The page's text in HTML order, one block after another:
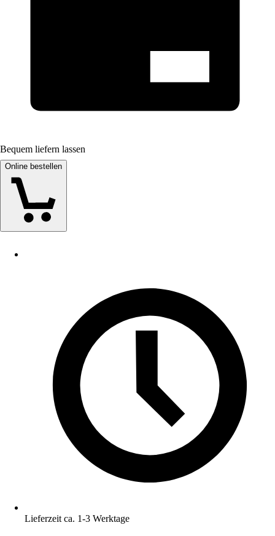
Bequem liefern lassen
Online bestellen
Lieferzeit ca. 1-3 Werktage